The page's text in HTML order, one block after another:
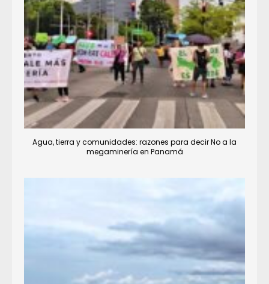
Agua, tierra y comunidades: razones para decir No a la
megaminería en Panamá